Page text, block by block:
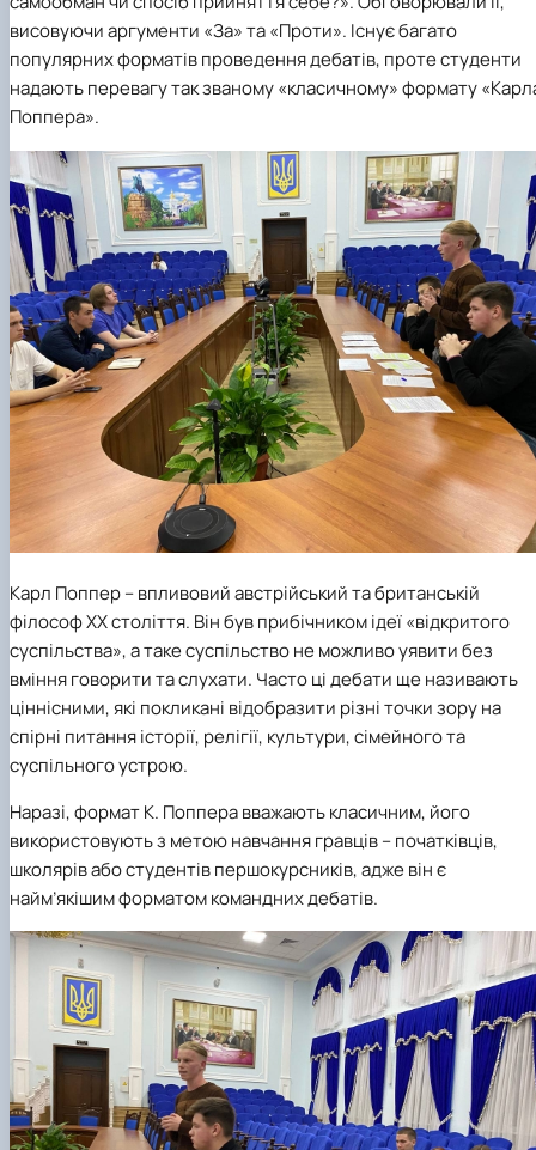
висовуючи аргументи «За» та «Проти». Існує багато
популярних форматів проведення дебатів, проте студенти
надають перевагу так званому «класичному» формату
Поппера».
Карл Поппер – впливовий австрійський та британській
філософ ХХ століття. Він був прибічником ідеї «відкритого
суспільства», а таке суспільство не можливо уявити без
вміння говорити та слухати. Часто ці дебати ще називають
ціннісними, які покликані відобразити різні точки зору на
спірні питання історії, релігії, культури, сімейного та
суспільного устрою.
Наразі, формат К. Поппера вважають класичним, його
використовують з метою навчання гравців – початківців,
школярів або студентів першокурсників, адже він є
найм’якішим форматом командних дебатів.